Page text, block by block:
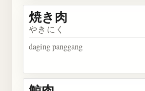
焼き肉
やきにく
daging panggang